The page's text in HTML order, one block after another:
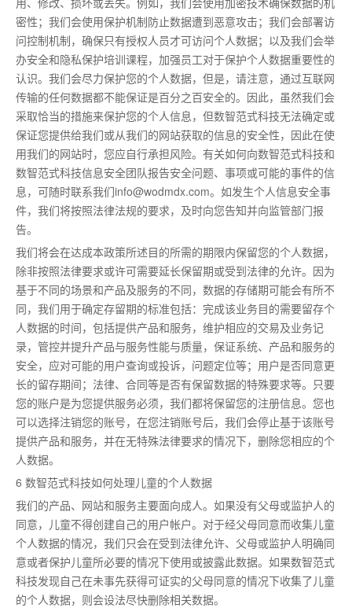
密性；我们会使用保护机制防止数据遭到恶意攻击；我们会部署访
问控制机制，确保只有授权人员才可访问个人数据；以及我们会举
办安全和隐私保护培训课程，加强员工对于保护个人数据重要性的
认识。我们会尽力保护您的个人数据，但是，请注意，通过互联网
传输的任何数据都不能保证是百分之百安全的。因此，虽然我们会
采取恰当的措施来保护您的个人信息，但数智范式科技无法确定或
保证您提供给我们或从我们的网站获取的信息的安全性，因此在使
用我们的网站时，您应自行承担风险。有关如何向数智范式科技和
数智范式科技信息安全团队报告安全问题、事项或可能的事件的信
息，可随时联系我们info@wodmdx.com。如发生个人信息安全事
件，我们将按照法律法规的要求，及时向您告知并向监管部门报
告。
我们将会在达成本政策所述目的所需的期限内保留您的个人数据，
除非按照法律要求或许可需要延长保留期或受到法律的允许。因为
基于不同的场景和产品及服务的不同，数据的存储期可能会有所不
同，我们用于确定存留期的标准包括：完成该业务目的需要留存个
人数据的时间，包括提供产品和服务，维护相应的交易及业务记
录，管控并提升产品与服务性能与质量，保证系统、产品和服务的
安全，应对可能的用户查询或投诉，问题定位等；用户是否同意更
长的留存期间；法律、合同等是否有保留数据的特殊要求等。只要
您的账户是为您提供服务必须，我们都将保留您的注册信息。您也
可以选择注销您的账号，在您注销账号后，我们会停止基于该账号
提供产品和服务，并在无特殊法律要求的情况下，删除您相应的个
人数据。
6 数智范式科技如何处理儿童的个人数据
我们的产品、网站和服务主要面向成人。如果没有父母或监护人的
同意，儿童不得创建自己的用户帐户。对于经父母同意而收集儿童
个人数据的情况，我们只会在受到法律允许、父母或监护人明确同
意或者保护儿童所必要的情况下使用或披露此数据。如果数智范式
科技发现自己在未事先获得可证实的父母同意的情况下收集了儿童
的个人数据，则会设法尽快删除相关数据。